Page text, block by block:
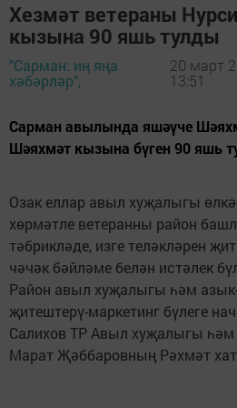
Хезмәт ветераны
кызына 90 яшь тулды
"Сарман: иң яңа
хәбәрләр",
20 март
13:51
Сарман авылында яшәүче
Шәяхмәт кызына бүген 90 яшь
Озак еллар авыл хуҗалыгы
хөрмәтле ветеранны район
тәбрикләде, изге теләкләрен
чәчәк бәйләме белән истәлек
Район авыл хуҗалыгы һәм
җитештерү-маркетинг бүлеге
Салихов ТР Авыл хуҗалыгы һәм
Марат Җәббаровның Рәхмәт